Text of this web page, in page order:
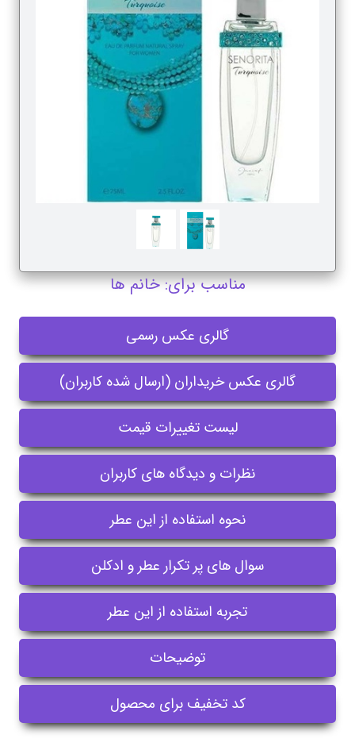
مناسب برای: خانم ها
گالری عکس رسمی
گالری عکس خریداران (ارسال شده کاربران)
لیست تغییرات قیمت
نظرات و دیدگاه های کاربران
نحوه استفاده از این عطر
سوال های پر تکرار عطر و ادکلن
تجربه استفاده از این عطر
توضیحات
کد تخفیف برای محصول